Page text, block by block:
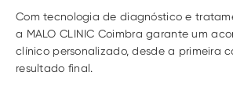
Com tecnologia de diagnóstico e
a MALO CLINIC Coimbra garante um
clínico personalizado, desde a primeira
resultado final.